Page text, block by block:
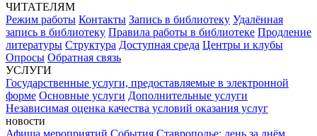
ЧИТАТЕЛЯМ
Режим работы Контакты Запись в библиотеку Удалённая
запись в библиотеку Правила работы в библиотеке Продление
литературы Структура Доступная среда Центры и клубы
Опросы Обратная связь
УСЛУГИ
Государственные услуги, предоставляемые в электронной
форме Основные услуги Дополнительные услуги
Независимая оценка качества условий оказания услуг
новости
Афиша мероприятий События Ставрополье: день за днём